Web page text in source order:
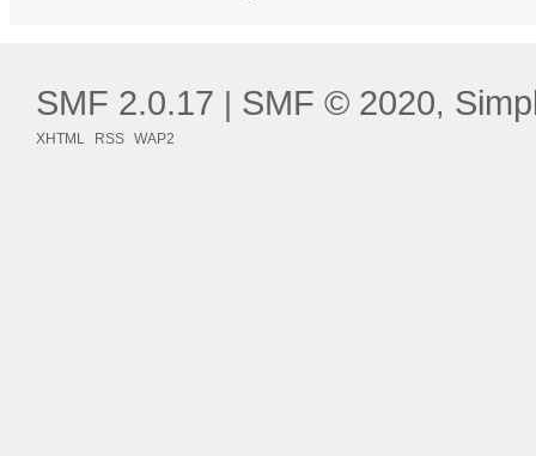
SMF 2.0.17 SMF © 2020,
XHTML RSS WAP2